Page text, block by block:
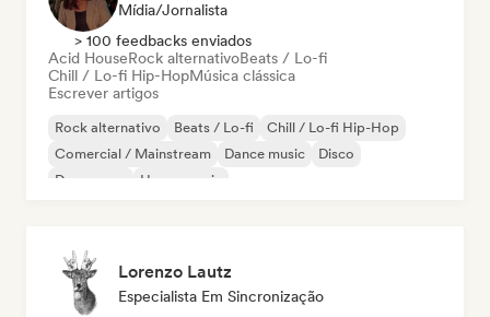
Mídia/Jornalista
> 100 feedbacks enviados
Acid HouseRock alternativoBeats / Lo-fi
Chill / Lo-fi Hip-HopMúsica clássica
Escrever artigos
Rock alternativo Beats / Lo-fi
Chill / Lo-fi Hip-Hop
Comercial / Mainstream
Dance music
Disco
Dream pop
House music
Lorenzo Lautz
Especialista Em Sincronização